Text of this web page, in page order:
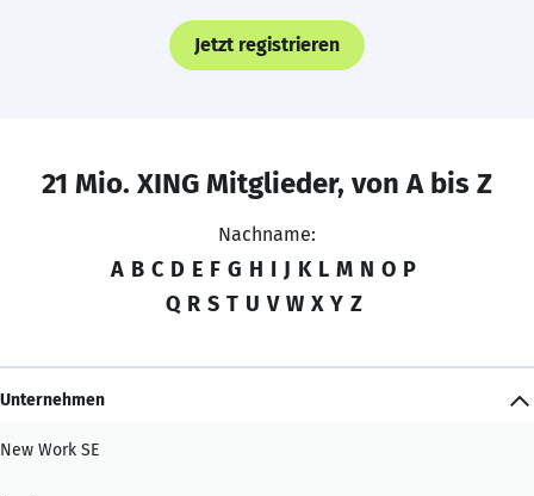
Jetzt registrieren
21 Mio. XING Mitglieder, von A bis Z
Nachname:
A B C D E F G H I J K L M N O P
Q R S T U V W X Y Z
Unternehmen
New Work SE